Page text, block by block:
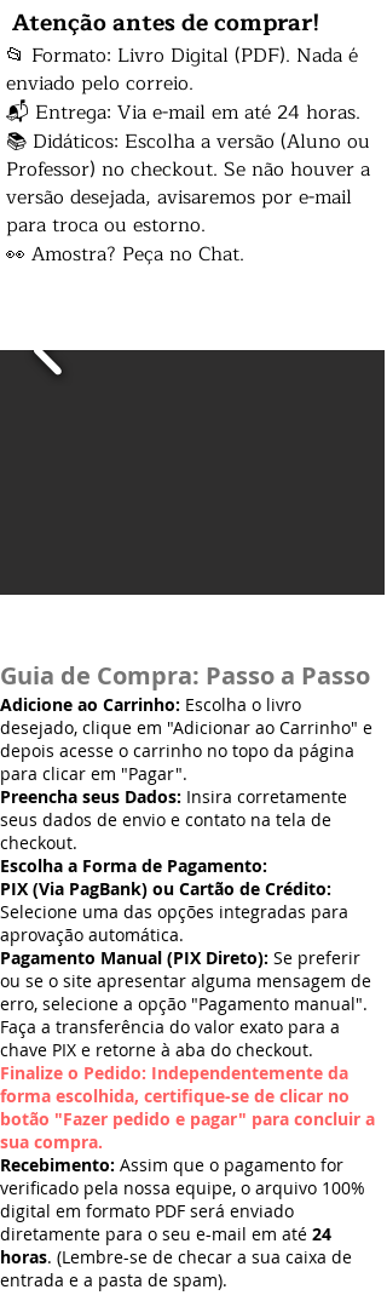
Atenção antes de comprar!
📂 Formato: Livro Digital (PDF). Nada é
enviado pelo correio.
📬 Entrega: Via e-mail em até 24 horas.
📚 Didáticos: Escolha a versão (Aluno ou
Professor) no checkout. Se não houver a
versão desejada, avisaremos por e-mail
para troca ou estorno.
👀 Amostra? Peça no Chat.
Guia de Compra: Passo a Passo
Adicione ao Carrinho: Escolha o livro
desejado, clique em "Adicionar ao Carrinho" e
depois acesse o carrinho no topo da página
para clicar em "Pagar".
Preencha seus Dados: Insira corretamente
seus dados de envio e contato na tela de
checkout.
Escolha a Forma de Pagamento:
PIX (Via PagBank) ou Cartão de Crédito:
Selecione uma das opções integradas para
aprovação automática.
Pagamento Manual (PIX Direto): Se preferir
ou se o site apresentar alguma mensagem de
erro, selecione a opção "Pagamento manual".
Faça a transferência do valor exato para a
chave PIX e retorne à aba do checkout.
Finalize o Pedido: Independentemente da
forma escolhida, certifique-se de clicar no
botão "Fazer pedido e pagar" para concluir a
sua compra.
Recebimento: Assim que o pagamento for
verificado pela nossa equipe, o arquivo 100%
digital em formato PDF será enviado
diretamente para o seu e-mail em até 24
horas. (Lembre-se de checar a sua caixa de
entrada e a pasta de spam).